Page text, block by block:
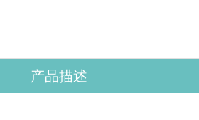
产品描述